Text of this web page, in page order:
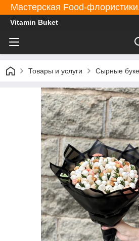
Мастерская Food-
Vitamin Buket
Товары и услуги Сырные